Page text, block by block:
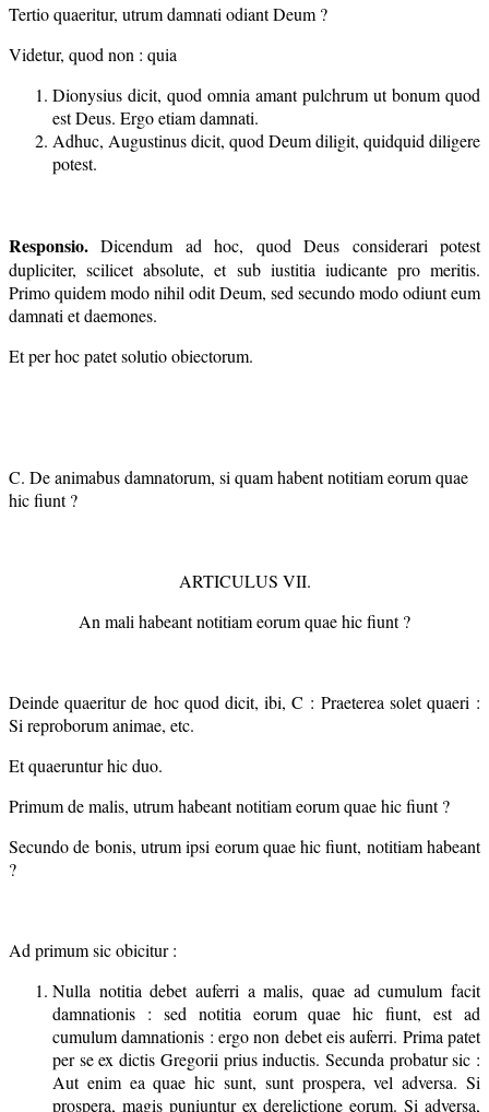
Tertio quaeritur, utrum damnati odiant Deum ?
Videtur, quod non : quia
Dionysius dicit, quod omnia amant pulchrum ut bonum quod
est Deus. Ergo etiam damnati.
Adhuc, Augustinus dicit, quod Deum diligit, quidquid diligere
potest.
Responsio. Dicendum ad hoc, quod Deus considerari potest
dupliciter, scilicet absolute, et sub iustitia iudicante pro meritis.
Primo quidem modo nihil odit Deum, sed secundo modo odiunt eum
damnati et daemones.
Et per hoc patet solutio obiectorum.
C. De animabus damnatorum, si quam habent notitiam eorum quae
hic fiunt ?
ARTICULUS VII.
An mali habeant notitiam eorum quae hic fiunt ?
Deinde quaeritur de hoc quod dicit, ibi, C : Praeterea solet quaeri :
Si reproborum animae, etc.
Et quaeruntur hic duo.
Primum de malis, utrum habeant notitiam eorum quae hic fiunt ?
Secundo de bonis, utrum ipsi eorum quae hic fiunt, notitiam habeant
?
Ad primum sic obicitur :
Nulla notitia debet auferri a malis, quae ad cumulum facit
damnationis : sed notitia eorum quae hic fiunt, est ad
cumulum damnationis : ergo non debet eis auferri. Prima patet
per se ex dictis Gregorii prius inductis. Secunda probatur sic :
Aut enim ea quae hic sunt, sunt prospera, vel adversa. Si
prospera, magis puniuntur ex derelictione eorum. Si adversa,